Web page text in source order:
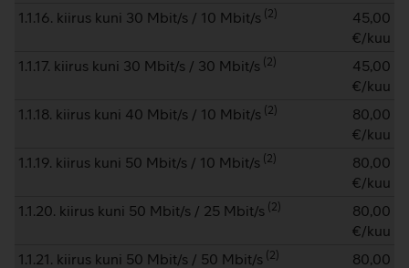
1.1.16. kiirus kuni 30 Mbit/s / 10 Mbit/s (2)
45,00
€/kuu
1.1.17. kiirus kuni 30 Mbit/s / 30 Mbit/s (2)
45,00
€/kuu
1.1.18. kiirus kuni 40 Mbit/s / 10 Mbit/s (2)
80,00
€/kuu
1.1.19. kiirus kuni 50 Mbit/s / 10 Mbit/s (2)
80,00
€/kuu
1.1.20. kiirus kuni 50 Mbit/s / 25 Mbit/s (2)
80,00
€/kuu
1.1.21. kiirus kuni 50 Mbit/s / 50 Mbit/s (2)
80,00